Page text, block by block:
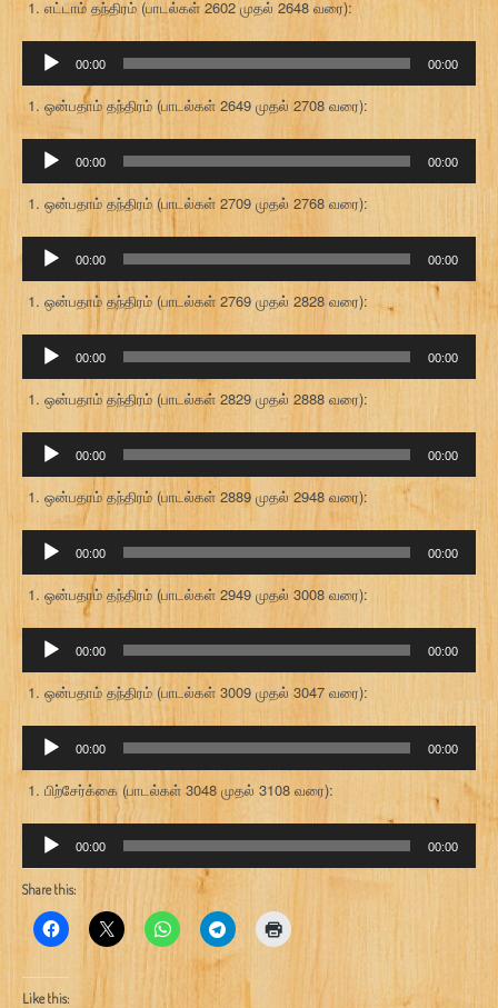
எட்டாம் தந்திரம் (பாடல்கள் 2602 முதல் 2648 வரை):
கருவி
00:00 00:00
ஒன்பதாம் தந்திரம் (பாடல்கள் 2649 முதல் 2708 வரை):
கருவி
00:00 00:00
ஒன்பதாம் தந்திரம் (பாடல்கள் 2709 முதல் 2768 வரை):
கருவி
00:00 00:00
ஒன்பதாம் தந்திரம் (பாடல்கள் 2769 முதல் 2828 வரை):
கருவி
00:00 00:00
ஒன்பதாம் தந்திரம் (பாடல்கள் 2829 முதல் 2888 வரை):
கருவி
00:00 00:00
ஒன்பதாம் தந்திரம் (பாடல்கள் 2889 முதல் 2948 வரை):
கருவி
00:00 00:00
ஒன்பதாம் தந்திரம் (பாடல்கள் 2949 முதல் 3008 வரை):
கருவி
00:00 00:00
ஒன்பதாம் தந்திரம் (பாடல்கள் 3009 முதல் 3047 வரை):
கருவி
00:00 00:00
பிற்சேர்க்கை (பாடல்கள் 3048 முதல் 3108 வரை):
கருவி
00:00 00:00
Share this:
Like this: